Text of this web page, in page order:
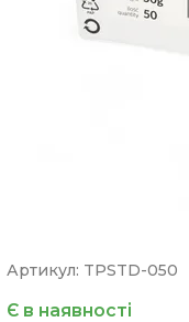
Артикул: TPSTD-050
Є в наявності